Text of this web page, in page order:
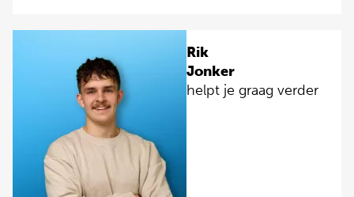
Rik
Jonker
helpt je graag verder